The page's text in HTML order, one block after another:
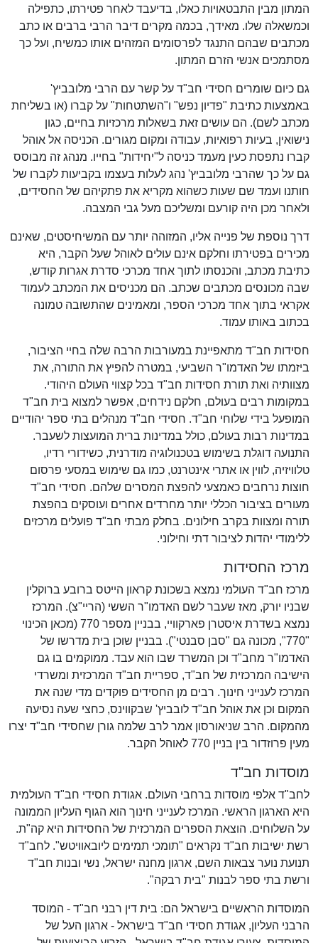
המתון מבין התבטאויות כאלו, בדיעבד לאחר פטירתו, כתפילה
וכמשאלה שלו. מאידך, בכמה מקרים דיבר הרבי ברבים או כתב
מכתבים שבהם התנגד לפרסומים המזהים אותו כמשיח, ועל כך
מסתמכים אנשי הזרם המתון.
גם כיום שומרים חסידי חב"ד על קשר עם הרבי מלובביץ'
באמצעות כתיבת "פדיון נפש" ו"השתטחות" על קברו (או בשליחת
מכתב לשם). הם עושים זאת בשאלות מרכזיות בחיים, כגון
נישואין, בעיות רפואיות, עבודה ומקום מגורים. הכניסה אל אוהל
קברו נתפסת כעין מעמד כניסה ל"יחידות" בחייו. מנהג זה מבוסס
גם על כך שהרבי מלובביץ' נהג לעלות בעצמו בקביעות לקברו של
חותנו ועמד שם שעות כשהוא מקריא את פתקיהם של החסידים,
ולאחר מכן היה קורעם ומשליכם מעל גבי המצבה.
דרך נוספת של פנייה אליו, המזוהה יותר עם המשיחיסטים, שאינם
מכירים בפטירתו וחלקם אינם עולים לאוהל שעל הקבר, היא
כתיבת מכתב, והכנסתו לתוך אחד מכרכי סדרת אגרות קודש,
שבה מכונסים מכתבים שכתב. הם מכניסים את המכתב לעמוד
אקראי בתוך אחד מכרכי הספר, ומאמינים שהתשובה טמונה
בכתוב באותו עמוד.
חסידות חב"ד מתאפיינת במעורבות הרבה שלה בחיי הציבור,
ביזמתו של האדמו"ר השביעי, במטרה להפיץ את התורה, את
מצוותיה ואת תורת חסידות חב"ד בכל קצווי העולם היהודי.
במקומות רבים בעולם, חלקם נידחים, אפשר למצוא בית חב"ד
המופעל בידי שלוחי חב"ד. חסידי חב"ד מנהלים בתי ספר יהודיים
במדינות רבות בעולם, כולל במדינות ברית המועצות לשעבר.
התנועה דוגלת בשימוש בטכנולוגיה מודרנית, כשידורי רדיו,
טלוויזיה, לווין או אתרי אינטרנט, כמו גם שימוש במסעי פרסום
חוצות נרחבים כאמצעי להפצת המסרים שלהם. חסידי חב"ד
מעורים בציבור הכללי יותר מחרדים אחרים ועוסקים בהפצת
תורה ומצוות בקרב חילונים. בחלק מבתי חב"ד פועלים מרכזים
ללימודי יהדות לציבור דתי וחילוני.
מרכז החסידות
מרכז חב"ד העולמי נמצא בשכונת קראון הייטס ברובע ברוקלין
שבניו יורק, מאז שעבר לשם האדמו"ר הששי (הריי"צ). המרכז
נמצא בשדרת איסטרן פארקוויי, בבניין מספר 770 (מכאן הכינוי
"770", מכונה גם "סבן סבנטי"). בבניין שוכן בית מדרשו של
האדמו"ר מחב"ד וכן המשרד שבו הוא עבד. ממוקמים בו גם
הישיבה המרכזית של חב"ד, ספריית חב"ד המרכזית ומשרדי
המרכז לענייני חינוך. רבים מן החסידים פוקדים מדי שנה את
המקום וכן את אוהל חב"ד לובביץ' שבקווינס, כחצי שעה נסיעה
מהמקום. הרב שניאורסון אמר לרב שלמה גורן שחסידי חב"ד יצרו
מעין פרוזדור בין בניין 770 לאוהל הקבר.
מוסדות חב"ד
לחב"ד אלפי מוסדות ברחבי העולם. אגודת חסידי חב"ד העולמית
היא הארגון הראשי. המרכז לענייני חינוך הוא הגוף העליון הממונה
על השלוחים. הוצאת הספרים המרכזית של החסידות היא קה"ת.
רשת ישיבות חב"ד נקראים "תומכי תמימים ליובאוויטש". לחב"ד
תנועת נוער צבאות השם, ארגון מחנה ישראל, נשי ובנות חב"ד
ורשת בתי ספר לבנות "בית רבקה".
המוסדות הראשיים בישראל הם: בית דין רבני חב"ד - המוסד
הרבני העליון, אגודת חסידי חב"ד בישראל - ארגון העל של